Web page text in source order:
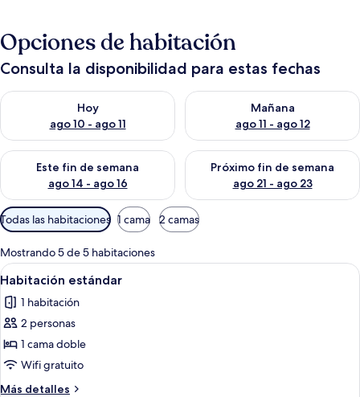
Opciones de habitación
Consulta la disponibilidad para estas fechas
Hoy
ago 10 - ago 11
Consulta la disponibilidad para hoy ago 10 - ago 11
Mañana
ago 11 - ago 12
Consulta la disponibilidad
Este fin de semana
ago 14 - ago 16
Consulta la disponibilidad para este fin de semana ago 14 -
Próximo fin de semana
ago 21 - ago 23
Consulta la disponibilidad
Filtros
disponibles
para
las
habitaciones
Todas las habitaciones 1 cama 2 camas
Mostrando 5 de 5 habitaciones
Abrir
todas
las
fotos
de
Habitación
estándar
Habitación de hotel con cama,
3
Habitación estándar
1 habitación
2 personas
1 cama doble
Wifi gratuito
Más detalles
Más